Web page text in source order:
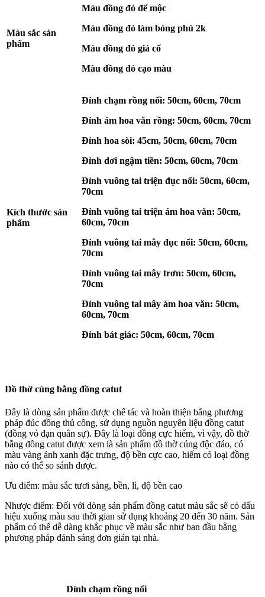
Màu sắc sản
phẩm
Màu đồng đỏ để mộc
Màu đồng đỏ làm bóng phủ 2k
Màu đồng đỏ giả cổ
Màu đồng đỏ cạo màu
Kích thước sản
phẩm
Đỉnh chạm rồng nổi: 50cm, 60cm, 70cm
Đỉnh ám hoa văn rồng: 50cm, 60cm, 70cm
Đỉnh hoa sòi: 45cm, 50cm, 60cm, 70cm
Đỉnh dơi ngậm tiền: 50cm, 60cm, 70cm
Đỉnh vuông tai triện đục nổi: 50cm, 60cm,
70cm
Đỉnh vuông tai triện ám hoa văn: 50cm,
60cm, 70cm
Đỉnh vuông tai mây đục nổi: 50cm, 60cm,
70cm
Đỉnh vuông tai mây trơn: 50cm, 60cm,
70cm
Đỉnh vuông tai mây ám hoa văn: 50cm,
60cm, 70cm
Đỉnh bát giác: 50cm, 60cm, 70cm
Đồ thờ cúng bằng đồng catut
Đây là dòng sản phẩm được chế tác và hoàn thiện bằng phương
pháp đúc đồng thủ công, sử dụng nguồn nguyên liệu đồng catut
(đồng vỏ đạn quân sự). Đây là loại đồng cực hiếm, vì vậy, đồ thờ
bằng đồng catut được xem là sản phẩm đồ thờ cúng độc đáo, có
màu vàng ánh xanh đặc trưng, độ bền cực cao, hiếm có loại đồng
nào có thể so sánh được.
Ưu điểm: màu sắc tươi sáng, bền, lì, độ bền cao
Nhược điểm: Đối với dòng sản phẩm đồng catut màu sắc sẽ có dấu
hiệu xuống màu sau thời gian sử dụng khoảng 20 đến 30 năm. Sản
phẩm có thể dễ dàng khắc phục về màu sắc như ban đầu bằng
phương pháp đánh sáng đơn giản tại nhà.
Đỉnh chạm rồng nổi